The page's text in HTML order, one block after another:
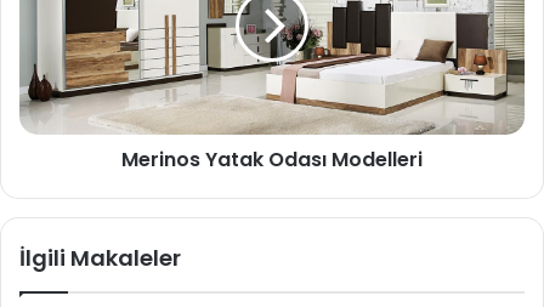
Merinos Yatak Odası Modelleri
İlgili Makaleler